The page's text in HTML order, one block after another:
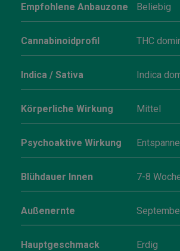
Empfohlene Anbauzone Beliebig
Cannabinoidprofil THC
Indica / Sativa Indica
Körperliche Wirkung Mittel
Psychoaktive Wirkung
Blühdauer Innen 7-8
Außenernte
Hauptgeschmack Erdig